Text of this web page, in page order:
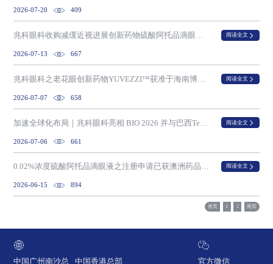
2026-07-20 409
兆科眼科收购减缓近视进展创新药物硫酸阿托品滴眼液（NVK002）全球权利 阅读全文
2026-07-13 667
兆科眼科之老花眼创新药物YUVEZZI™获准于海南博鳌超级医院作为临床急需进口药物使用 阅读全文
2026-07-07 658
阅读全文
2026-07-06 661
0.02%浓度硫酸阿托品滴眼液之注册申请已获澳洲药品管理局受理评估 阅读全文
2026-06-15 894
首页 1 2 尾页
中国广州南沙总 中国香港总部 官方微信